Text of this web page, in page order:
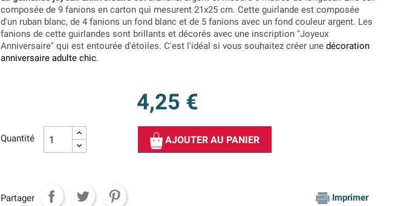
composée de 9 fanions en carton qui mesurent 21x25 cm. Cette guirlande est composée
d'un ruban blanc, de 4 fanions un fond blanc et de 5 fanions avec un fond couleur argent. Les
fanions de cette guirlandes sont brillants et décorés avec une inscription "Joyeux
Anniversaire" qui est entourée d'étoiles. C'est l'idéal si vous souhaitez créer une décoration
anniversaire adulte chic.
4,25 €
Quantité AJOUTER AU PANIER
Partager Imprimer